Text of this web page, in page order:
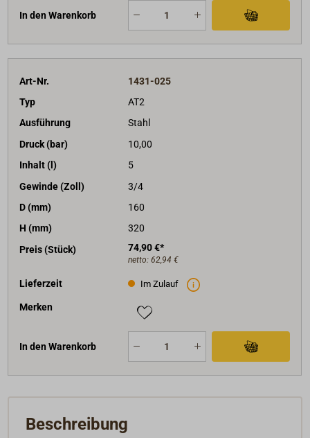
In den Warenkorb
Art-Nr.
1431-025
Typ
AT2
Ausführung
Stahl
Druck (bar)
10,00
Inhalt (l)
5
Gewinde (Zoll)
3/4
D (mm)
160
H (mm)
320
Preis (Stück)
74,90 €*
netto: 62,94 €
Lieferzeit Im Zulauf
Merken
In den Warenkorb
Beschreibung